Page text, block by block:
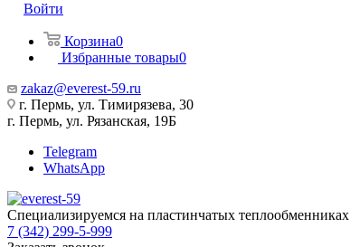
Войти
Корзина0
Избранные товары0
zakaz@everest-59.ru
г. Пермь, ул. Тимирязева, 30
г. Пермь, ул. Рязанская, 19Б
Telegram
WhatsApp
Специализируемся на пластинчатых теплообменниках
7 (342) 299-5-999